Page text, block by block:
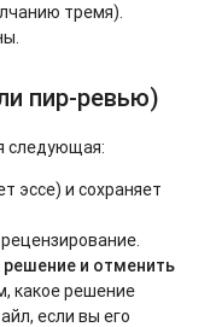
тремя).
пир-ревью)
следующая:
эссе) и сохраняет
и отменить
какое решение
если вы его